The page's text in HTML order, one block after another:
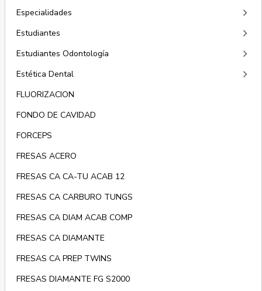
Especialidades keyboard_arrow_right
Estudiantes keyboard_arrow_right
Estudiantes Odontología keyboard_arrow_right
Estética Dental keyboard_arrow_right
FLUORIZACION
FONDO DE CAVIDAD
FORCEPS
FRESAS ACERO
FRESAS CA CA-TU ACAB 12
FRESAS CA CARBURO TUNGS
FRESAS CA DIAM ACAB COMP
FRESAS CA DIAMANTE
FRESAS CA PREP TWINS
FRESAS DIAMANTE FG S2000